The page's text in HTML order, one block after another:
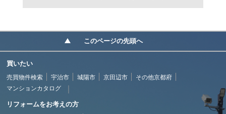
このページの先頭へ
買いたい
売買物件検索 宇治市 城陽市 京田辺市
その他京都府
マンションカタログ
リフォームをお考えの方